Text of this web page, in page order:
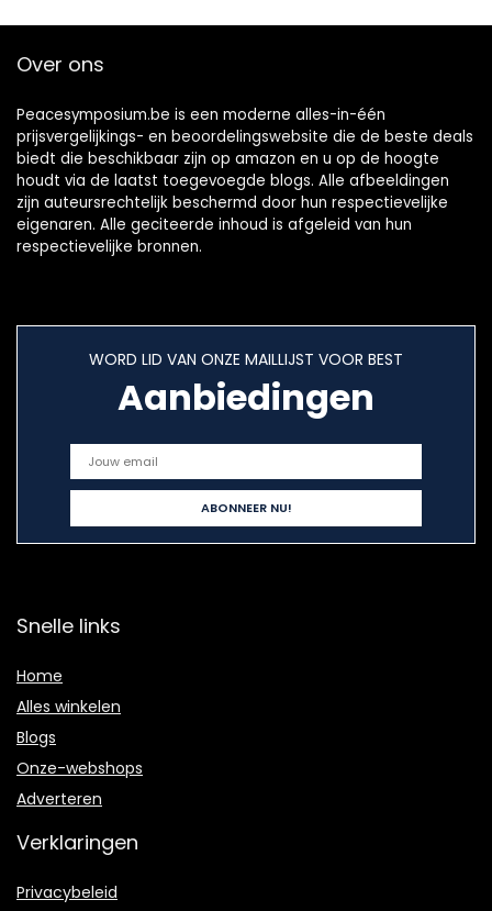
Over ons
Peacesymposium.be is een moderne alles-in-één
prijsvergelijkings- en beoordelingswebsite die de beste deals
biedt die beschikbaar zijn op amazon en u op de hoogte
houdt via de laatst toegevoegde blogs. Alle afbeeldingen
zijn auteursrechtelijk beschermd door hun respectievelijke
eigenaren. Alle geciteerde inhoud is afgeleid van hun
respectievelijke bronnen.
WORD LID VAN ONZE MAILLIJST VOOR BEST
Aanbiedingen
Snelle links
Home
Alles winkelen
Blogs
Onze-webshops
Adverteren
Verklaringen
Privacybeleid